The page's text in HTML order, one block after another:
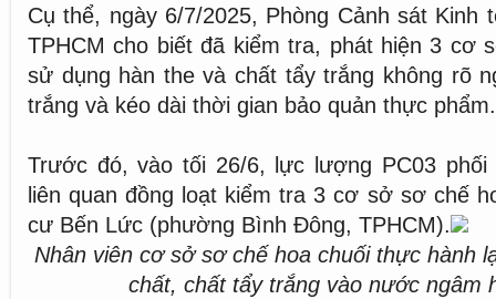
Cụ thể, ngày 6/7/2025, Phòng Cảnh sát Kinh
TPHCM cho biết đã kiểm tra, phát hiện 3 cơ
sử dụng hàn the và chất tẩy trắng không rõ
trắng và kéo dài thời gian bảo quản thực phẩm.
Trước đó, vào tối 26/6, lực lượng PC03
liên quan đồng loạt kiểm tra 3 cơ sở sơ chế
cư Bến Lức (phường Bình Đông, TPHCM).
Nhân viên cơ sở sơ chế hoa chuối thực hành
chất, chất tẩy trắng vào nước ngâm